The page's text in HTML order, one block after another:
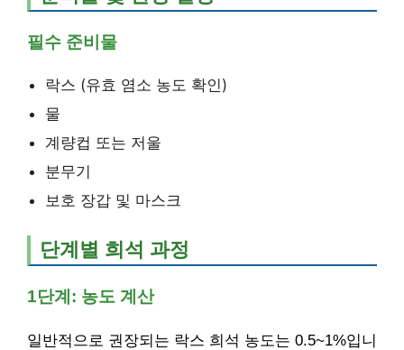
필수 준비물
락스 (유효 염소 농도 확인)
물
계량컵 또는 저울
분무기
보호 장갑 및 마스크
단계별 희석 과정
1단계: 농도 계산
일반적으로 권장되는 락스 희석 농도는 0.5~1%입니